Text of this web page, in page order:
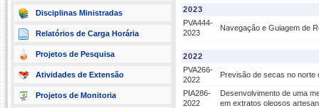
Disciplinas Ministradas
Relatórios de Carga Horária
Projetos de Pesquisa
Atividades de Extensão
Projetos de Monitoria
2023
PVA444-
2023
Navegação e Guiagem de
2022
PVA266-
2022
Previsão de secas no norte
PIA286-
2022
Desenvolvimento de uma
em extratos oleosos